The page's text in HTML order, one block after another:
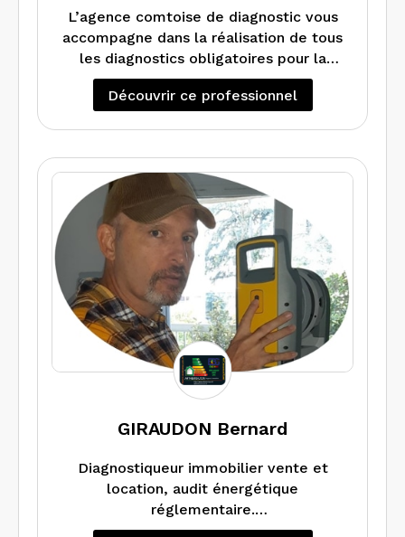
L’agence comtoise de diagnostic vous
accompagne dans la réalisation de tous
les diagnostics obligatoires pour la
location ou la vente de votre bien
immobilier en Franche-Comté : DPE,
l’installation intérieure d’électricité et
de gaz. Nous pouvons également
réaliser un audit énergétique lorsque la
réglementation en dispose.
Découvrir ce professionnel
GIRAUDON Bernard
Diagnostiqueur immobilier vente et
location, audit énergétique
réglementaire.
Activités principales : DTG, PPT, DPE